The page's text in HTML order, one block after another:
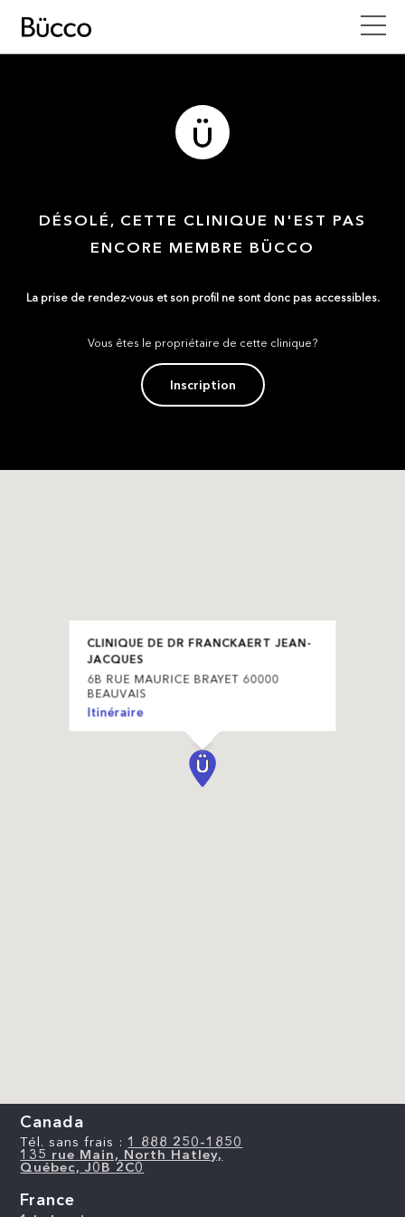
DÉSOLÉ, CETTE CLINIQUE N'EST PAS
ENCORE MEMBRE BÜCCO
La prise de rendez-vous et son profil ne sont donc pas accessibles.
Vous êtes le propriétaire de cette clinique?
Inscription
CLINIQUE DE DR FRANCKAERT JEAN-
JACQUES
6B RUE MAURICE BRAYET 60000
BEAUVAIS
Itinéraire
Canada
Tél. sans frais : 1 888 250-1850
135 rue Main, North Hatley,
Québec, J0B 2C0
France